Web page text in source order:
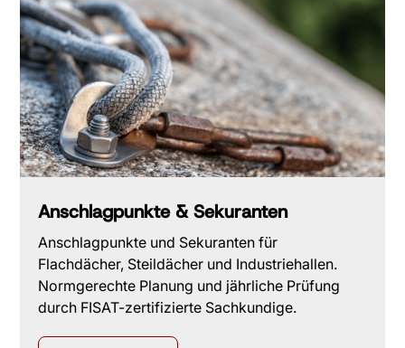
Anschlagpunkte & Sekuranten
Anschlagpunkte und Sekuranten für
Flachdächer, Steildächer und Industriehallen.
Normgerechte Planung und jährliche Prüfung
durch FISAT-zertifizierte Sachkundige.